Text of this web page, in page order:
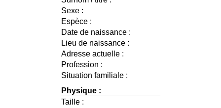
Sexe :
Espèce :
Date de naissance :
Lieu de naissance :
Adresse actuelle :
Profession :
Situation familiale :
Physique :
Taille :